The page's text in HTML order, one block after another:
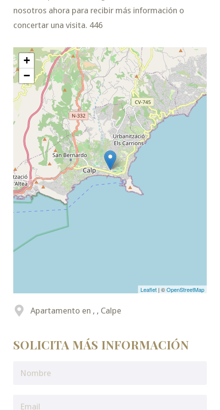
nosotros ahora para recibir más información o
concertar una visita. 446
+
−
Leaflet | ©OpenStreetMap
Apartamento en , , Calpe
SOLICITA MÁS INFORMACIÓN